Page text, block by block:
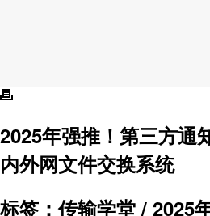
2025年强推！ 第三方通
内外网文件交换系统
标签：传输学堂 / 2025